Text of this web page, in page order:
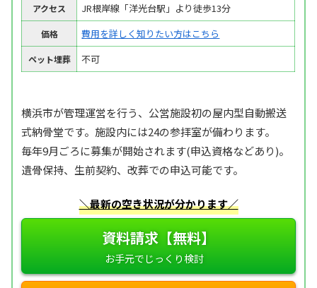
アクセス JR根岸線「洋光台駅」より徒歩13分
価格 費用を詳しく知りたい方はこちら
ペット埋葬 不可
横浜市が管理運営を行う、公営施設初の屋内型自動搬送
式納骨堂です。施設内には24の参拝室が備わります。
毎年9月ごろに募集が開始されます(申込資格などあり)。
遺骨保持、生前契約、改葬での申込可能です。
＼最新の空き状況が分かります／
資料請求【無料】